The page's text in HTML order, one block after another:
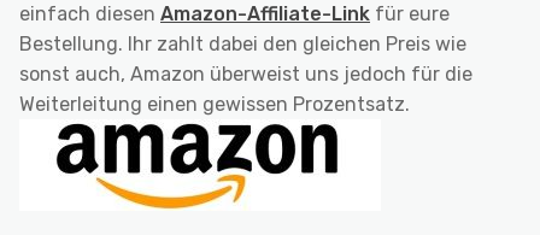
einfach diesen Amazon-Affiliate-Link für eure
Bestellung. Ihr zahlt dabei den gleichen Preis wie
sonst auch, Amazon überweist uns jedoch für die
Weiterleitung einen gewissen Prozentsatz.